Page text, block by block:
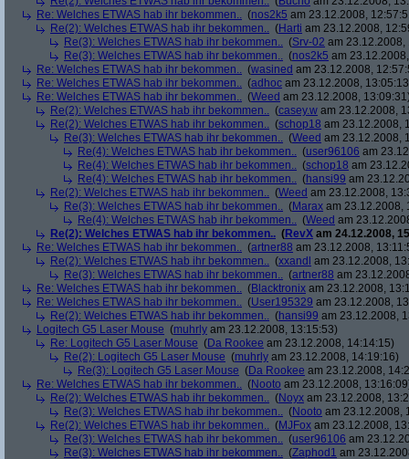
Re: Welches ETWAS hab ihr bekommen.. (nos2k5 am 23.12.2008,
Re(2): Welches ETWAS hab ihr bekommen.. (Harti am 23.12.2008,
Re(3): Welches ETWAS hab ihr bekommen.. (Srv-02 am 23.12.2008,
Re(3): Welches ETWAS hab ihr bekommen.. (nos2k5 am
Re: Welches ETWAS hab ihr bekommen.. (wasined am 23.12.2008,
Re: Welches ETWAS hab ihr bekommen.. (adhoc am 23.12.2008,
Re: Welches ETWAS hab ihr bekommen.. (Weed am 23.12.2008,
Re(2): Welches ETWAS hab ihr bekommen.. (casey.w am 23.12.2008,
Re(2): Welches ETWAS hab ihr bekommen.. (schop18 am 23.12.2008,
Re(3): Welches ETWAS hab ihr bekommen.. (Weed am 23.12.2008,
Re(4): Welches ETWAS hab ihr bekommen.. (user96106 am
Re(4): Welches ETWAS hab ihr bekommen.. (schop18 am
Re(4): Welches ETWAS hab ihr bekommen.. (hansi99 am
Re(2): Welches ETWAS hab ihr bekommen.. (Weed am 23.12.2008,
Re(3): Welches ETWAS hab ihr bekommen.. (Marax am 23.12.2008,
Re(4): Welches ETWAS hab ihr bekommen.. (Weed am
Re(2): Welches ETWAS hab ihr bekommen.. (RevX am 24.12.2008,
Re: Welches ETWAS hab ihr bekommen.. (artner88 am 23.12.2008,
Re(2): Welches ETWAS hab ihr bekommen.. (xxandl am 23.12.2008,
Re(3): Welches ETWAS hab ihr bekommen.. (artner88 am
Re: Welches ETWAS hab ihr bekommen.. (Blacktronix am 23.12.2008,
Re: Welches ETWAS hab ihr bekommen.. (User195329 am 23.12.2008,
Re(2): Welches ETWAS hab ihr bekommen.. (hansi99 am 23.12.2008,
Logitech G5 Laser Mouse (muhrly am 23.12.2008, 13:15:53)
Re: Logitech G5 Laser Mouse (Da Rookee am 23.12.2008, 14:14:15)
Re(2): Logitech G5 Laser Mouse (muhrly am 23.12.2008, 14:19:16)
Re(3): Logitech G5 Laser Mouse (Da Rookee am 23.12.2008,
Re: Welches ETWAS hab ihr bekommen.. (Nooto am 23.12.2008,
Re(2): Welches ETWAS hab ihr bekommen.. (Noyx am 23.12.2008,
Re(3): Welches ETWAS hab ihr bekommen.. (Nooto am 23.12.2008,
Re(2): Welches ETWAS hab ihr bekommen.. (MJFox am 23.12.2008,
Re(3): Welches ETWAS hab ihr bekommen.. (user96106 am
Re(3): Welches ETWAS hab ihr bekommen.. (Zaphod1 am